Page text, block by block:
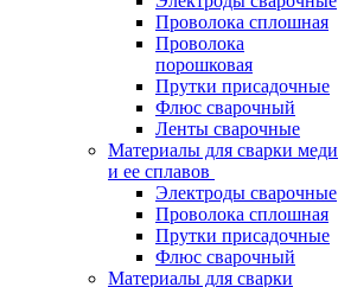
Проволока сплошная
Проволока
порошковая
Прутки присадочные
Флюс сварочный
Ленты сварочные
Материалы для сварки меди
и ее сплавов
Электроды сварочные
Проволока сплошная
Прутки присадочные
Флюс сварочный
Материалы для сварки